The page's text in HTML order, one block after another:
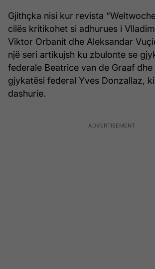
Gjithçka nisi kur revista
cilës kritikohet si adhurues i
Viktor Orbanit dhe Aleksandar
një seri artikujsh ku zbulonte se
federale Beatrice van de Graaf dhe
gjykatësi federal Yves Donzallaz,
dashurie.